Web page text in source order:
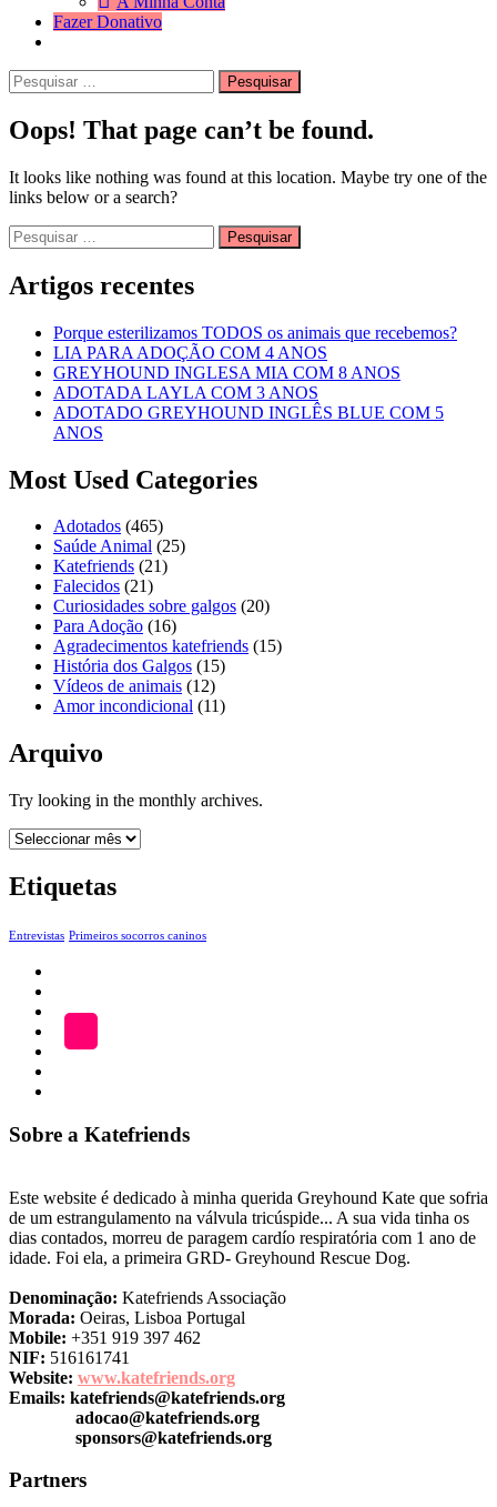
Fazer Donativo
Search
Pesquisar
por:
Oops! That page can’t be found.
It looks like nothing was found at this location. Maybe try one of the
links below or a search?
Pesquisar
por:
Artigos recentes
Porque esterilizamos TODOS os animais que recebemos?
LIA PARA ADOÇÃO COM 4 ANOS
GREYHOUND INGLESA MIA COM 8 ANOS
ADOTADA LAYLA COM 3 ANOS
ADOTADO GREYHOUND INGLÊS BLUE COM 5
ANOS
Most Used Categories
Adotados (465)
Saúde Animal (25)
Katefriends (21)
Falecidos (21)
Curiosidades sobre galgos (20)
Para Adoção (16)
Agradecimentos katefriends (15)
História dos Galgos (15)
Vídeos de animais (12)
Amor incondicional (11)
Arquivo
Try looking in the monthly archives.
Arquivo
Etiquetas
Entrevistas Primeiros socorros caninos
ADOÇÃO
LOJA
Sobre a Katefriends
Este website é dedicado à minha querida Greyhound Kate que sofria
de um estrangulamento na válvula tricúspide... A sua vida tinha os
dias contados, morreu de paragem cardío respiratória com 1 ano de
idade. Foi ela, a primeira GRD- Greyhound Rescue Dog.
Denominação: Katefriends Associação
Morada: Oeiras, Lisboa Portugal
Mobile: +351 919 397 462
NIF: 516161741
Website: www.katefriends.org
Emails: katefriends@katefriends.org
adocao@katefriends.org
sponsors@katefriends.org
Partners